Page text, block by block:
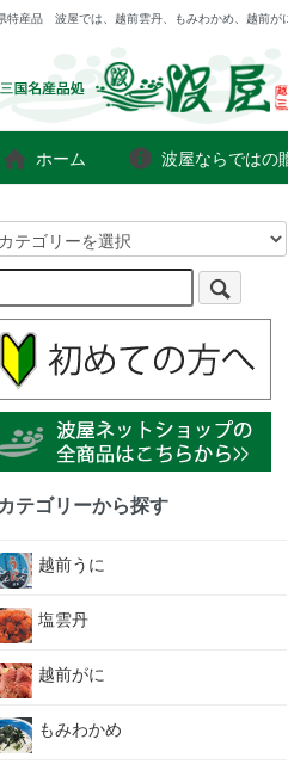
特産品 波屋では、越前雲丹、もみわかめ、越前が
ホーム 波屋ならではの
カテゴリーから探す
越前うに
塩雲丹
越前がに
もみわかめ